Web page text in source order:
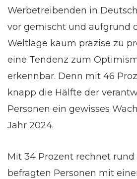
Werbetreibenden in
vor gemischt und aufgrund
Weltlage kaum präzise zu
eine Tendenz zum
erkennbar. Denn mit 46
knapp die Hälfte der
Personen ein gewisses
Jahr 2024.
Mit 34 Prozent rechnet
befragten Personen mit